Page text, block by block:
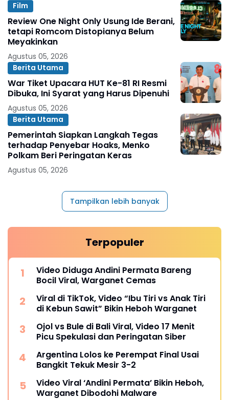
Film
Review One Night Only Usung Ide Berani,
tetapi Romcom Distopianya Belum
Meyakinkan
Agustus 05, 2026
Berita Utama
War Tiket Upacara HUT Ke-81 RI Resmi
Dibuka, Ini Syarat yang Harus Dipenuhi
Agustus 05, 2026
Berita Utama
Pemerintah Siapkan Langkah Tegas
terhadap Penyebar Hoaks, Menko
Polkam Beri Peringatan Keras
Agustus 05, 2026
Tampilkan lebih banyak
Terpopuler
Video Diduga Andini Permata Bareng
Bocil Viral, Warganet Cemas
Viral di TikTok, Video “Ibu Tiri vs Anak Tiri
di Kebun Sawit” Bikin Heboh Warganet
Ojol vs Bule di Bali Viral, Video 17 Menit
Picu Spekulasi dan Peringatan Siber
Argentina Lolos ke Perempat Final Usai
Bangkit Tekuk Mesir 3-2
Video Viral ‘Andini Permata’ Bikin Heboh,
Warganet Dibodohi Malware